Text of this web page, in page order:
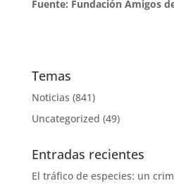
Fuente: Fundación Amigos
Temas
Noticias (841)
Uncategorized (49)
Entradas recientes
El tráfico de especies: un